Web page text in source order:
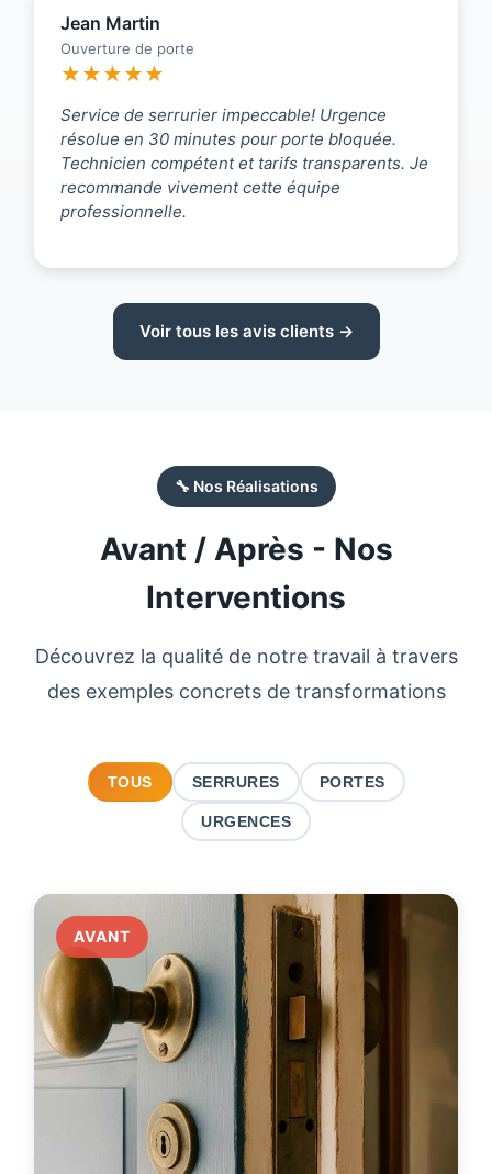
Jean Martin
Ouverture de porte
★★★★★
Service de serrurier impeccable! Urgence
résolue en 30 minutes pour porte bloquée.
Technicien compétent et tarifs transparents. Je
recommande vivement cette équipe
professionnelle.
Voir tous les avis clients →
🔧 Nos Réalisations
Avant / Après - Nos
Interventions
Découvrez la qualité de notre travail à travers
des exemples concrets de transformations
TOUS SERRURES PORTES
URGENCES
AVANT